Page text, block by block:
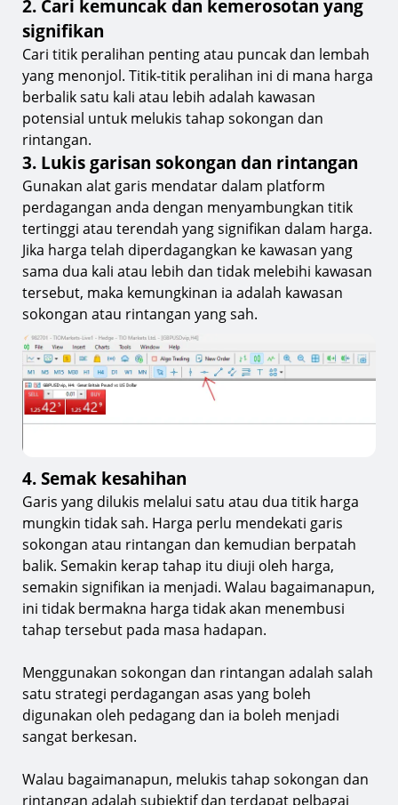
2. Cari kemuncak dan kemerosotan yang
signifikan
Cari titik peralihan penting atau puncak dan lembah
yang menonjol. Titik-titik peralihan ini di mana harga
berbalik satu kali atau lebih adalah kawasan
potensial untuk melukis tahap sokongan dan
rintangan.
3. Lukis garisan sokongan dan rintangan
Gunakan alat garis mendatar dalam platform
perdagangan anda dengan menyambungkan titik
tertinggi atau terendah yang signifikan dalam harga.
Jika harga telah diperdagangkan ke kawasan yang
sama dua kali atau lebih dan tidak melebihi kawasan
tersebut, maka kemungkinan ia adalah kawasan
sokongan atau rintangan yang sah.
4. Semak kesahihan
Garis yang dilukis melalui satu atau dua titik harga
mungkin tidak sah. Harga perlu mendekati garis
sokongan atau rintangan dan kemudian berpatah
balik. Semakin kerap tahap itu diuji oleh harga,
semakin signifikan ia menjadi. Walau bagaimanapun,
ini tidak bermakna harga tidak akan menembusi
tahap tersebut pada masa hadapan.
Menggunakan sokongan dan rintangan adalah salah
satu strategi perdagangan asas yang boleh
digunakan oleh pedagang dan ia boleh menjadi
sangat berkesan.
Walau bagaimanapun, melukis tahap sokongan dan
rintangan adalah subjektif dan terdapat pelbagai